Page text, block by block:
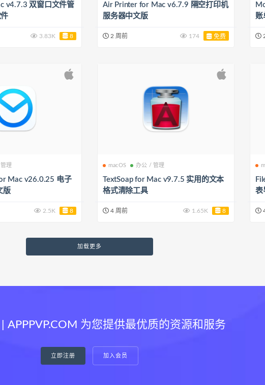
v4.7.3 双窗口文件管
3.83K 8
Air Printer for Mac v6.7.9 隔空打印机
服务器中文版
2 周前 174 免费
账
理
Mac v26.0.25 电子
版
2.5K 8
macOS 办公 / 管理
TextSoap for Mac v9.7.5 实用的文本
格式清除工具
4 周前 1.65K 8
表
加载更多
APPPVP.COM 为您提供最优质的资源和服务
立即注册 加入会员